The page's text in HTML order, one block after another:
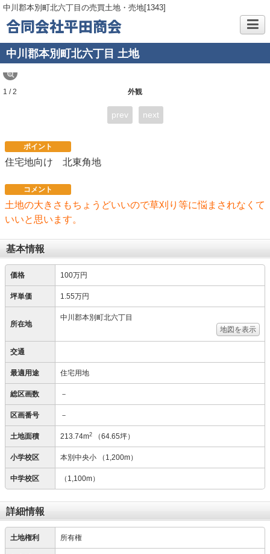
中川郡本別町北六丁目の売買土地・売地[1343]
合同会社平田商会
中川郡本別町北六丁目 土地
外観
1 / 2
prev next
ポイント
住宅地向け 北東角地
コメント
土地の大きさもちょうどいいので草刈り等に悩まされなくて
いいと思います。
基本情報
価格 100万円
坪単価 1.55万円
所在地
中川郡本別町北六丁目
地図を表示
交通
最適用途 住宅用地
総区画数 －
区画番号 －
土地面積 213.74m2 （64.65坪）
小学校区 本別中央小 （1,200m）
中学校区 （1,100m）
詳細情報
土地権利 所有権